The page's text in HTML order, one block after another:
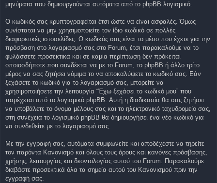
μηνύματα που δημιουργούνται αυτόματα από το phpBB λογισμικό.
Ο κωδικός σας κρυπτογραφείται έτσι ώστε να είναι ασφαλές. Όμως
συνίσταται να μην χρησιμοποιείτε τον ίδιο κωδικό σε πολλές
διαφορετικές ιστοσελίδες. Ο κωδικός σας είναι το μέσο που έχετε για την
πρόσβαση στο λογαριασμό σας στο Forum, έτσι παρακαλούμε να το
φυλάσσετε προσεκτικά και σε καμία περίπτωση δεν πρόκειται
οποιοσδήποτε που συνδέεται να με το Forum, το phpBB ή άλλο τρίτο
μέρος να σας ζητήσει νόμιμα το να αποκαλύψετε το κωδικό σας. Εάν
ξεχάσετε το κωδικό για το λογαριασμό σας, μπορείτε να
χρησιμοποιήσετε την λειτουργία “Έχω ξεχάσει το κωδικό μου” που
παρέχεται από το λογισμικό phpBB. Αυτή η διαδικασία θα σας ζητήσει
να υποβάλετε το όνομα μέλους σας και το ηλεκτρονικό ταχυδρομείο σας,
στη συνέχεια το λογισμικό phpBB θα δημιουργήσει ένα νέο κωδικό για
να συνδεθείτε με το λογαριασμό σας.
Με την εγγραφή σας, αυτόματα συμφωνείτε και αποδέχεστε να τηρείτε
τον παρόντα Κανονισμό και όλους τους όρους και κανόνες πρόσβασης,
χρήσης, λειτουργίας και δεοντολογίας αυτού του Forum. Παρακαλούμε
διαβάστε προσεκτικά όλα τα σημεία αυτού του Κανονισμού πριν την
εγγραφή σας.